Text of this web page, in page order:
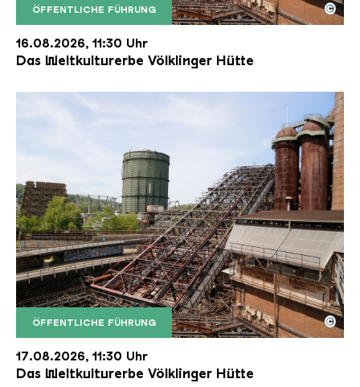
ÖFFENTLICHE FÜHRUNG
Der Erzschrägaufzug der Völklinger Hütte mit
Copyright: Weltkulturerbe Völklinger Hütte | Karl
©
16.08.2026, 11:30 Uhr
Das Weltkulturerbe Völklinger Hütte
ÖFFENTLICHE FÜHRUNG
Der Erzschrägaufzug der Völklinger Hütte mit
Copyright: Weltkulturerbe Völklinger Hütte | Karl
©
17.08.2026, 11:30 Uhr
Das Weltkulturerbe Völklinger Hütte